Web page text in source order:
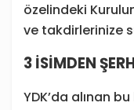
özelindeki
ve takdirlerinize
3 İSİMDEN
YDK’da alınan